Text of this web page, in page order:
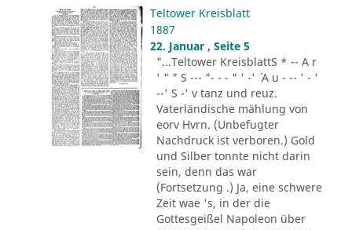
Teltower Kreisblatt
1887
22. Januar , Seite 5
"...Teltower KreisblattS * -- A r
' " " S --- "- - - " ' -' ´ A u - -- ' - '
--' S -' v tanz und reuz.
Vaterländische mählung von
eorv Hvrn. (Unbefugter
Nachdruck ist verboren.) Gold
und Silber tonnte nicht darin
sein, denn das war
(Fortsetzung .) Ja, eine schwere
Zeit wae 's, in der die
Gottesgeißel Napoleon über